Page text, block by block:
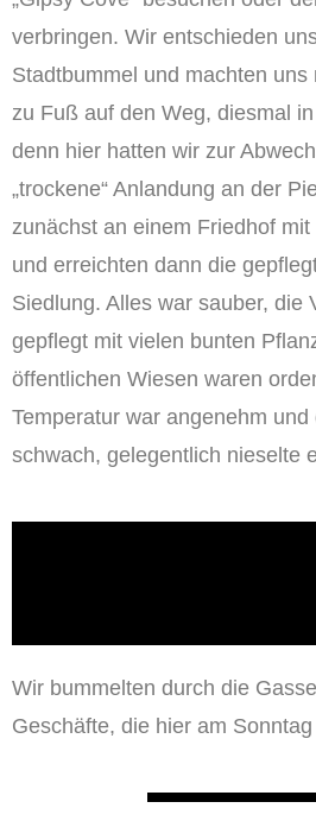
verbringen. Wir entschieden
Stadtbummel und machten
zu Fuß auf den Weg, diesmal
denn hier hatten wir zur
„trockene“ Anlandung an der
zunächst an einem Friedhof
und erreichten dann die
Siedlung. Alles war sauber, die
gepflegt mit vielen bunten
öffentlichen Wiesen waren
Temperatur war angenehm
schwach, gelegentlich nieselte
Wir bummelten durch die
Geschäfte, die hier am